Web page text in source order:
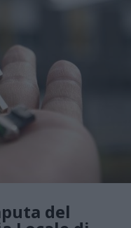
del